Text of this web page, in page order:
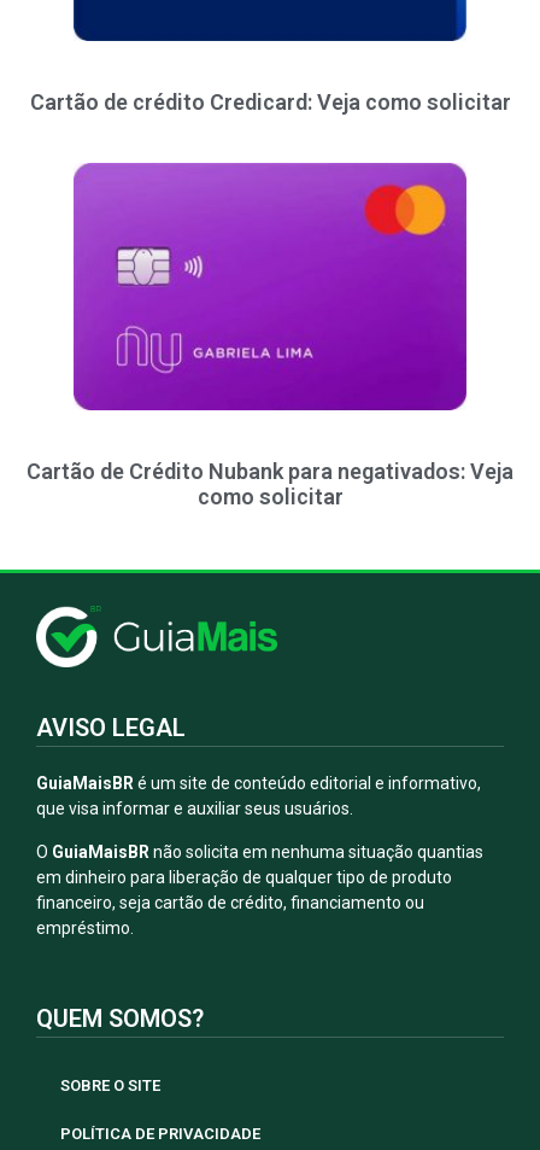
Cartão de crédito Credicard: Veja como solicitar
Cartão de Crédito Nubank para negativados: Veja
como solicitar
AVISO LEGAL
GuiaMaisBR é um site de conteúdo editorial e informativo,
que visa informar e auxiliar seus usuários.
O GuiaMaisBR não solicita em nenhuma situação quantias
em dinheiro para liberação de qualquer tipo de produto
financeiro, seja cartão de crédito, financiamento ou
empréstimo.
QUEM SOMOS?
SOBRE O SITE
POLÍTICA DE PRIVACIDADE